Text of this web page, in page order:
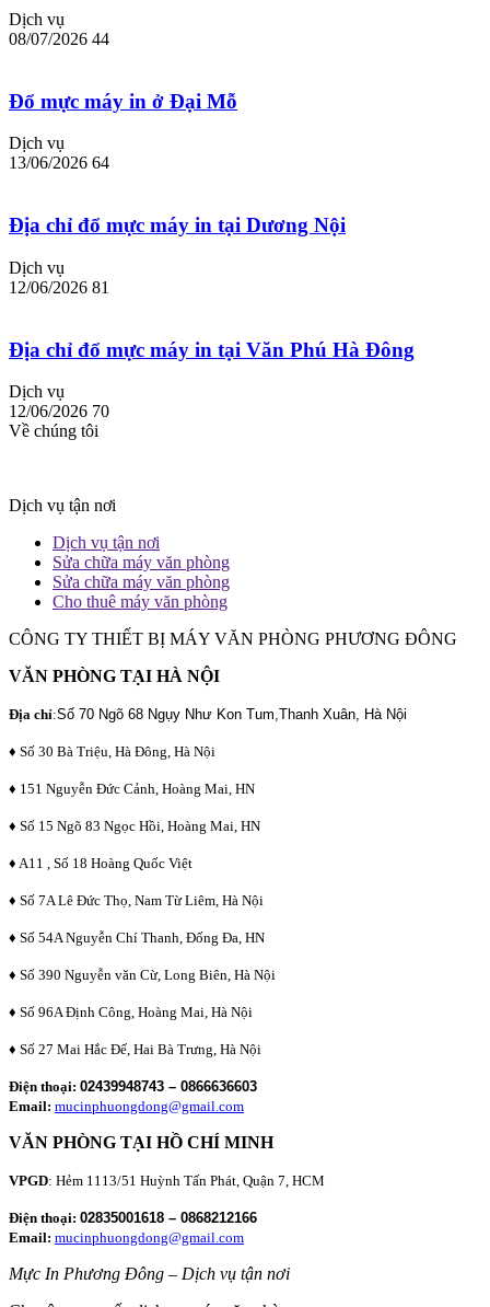
Dịch vụ
08/07/2026 44
Đổ mực máy in ở Đại Mỗ
Dịch vụ
13/06/2026 64
Địa chỉ đổ mực máy in tại Dương Nội
Dịch vụ
12/06/2026 81
Địa chỉ đổ mực máy in tại Văn Phú Hà Đông
Dịch vụ
12/06/2026 70
Về chúng tôi
Dịch vụ tận nơi
Dịch vụ tận nơi
Sửa chữa máy văn phòng
Sửa chữa máy văn phòng
Cho thuê máy văn phòng
CÔNG TY THIẾT BỊ MÁY VĂN PHÒNG PHƯƠNG ĐÔNG
VĂN PHÒNG TẠI HÀ NỘI
Địa chỉ:Số 70 Ngõ 68 Ngụy Như Kon Tum,Thanh Xuân, Hà Nội
♦ Số 30 Bà Triệu, Hà Đông, Hà Nội
♦ 151 Nguyễn Đức Cảnh, Hoàng Mai, HN
♦ Số 15 Ngõ 83 Ngọc Hồi, Hoàng Mai, HN
♦ A11 , Số 18 Hoàng Quốc Việt
♦ Số 7A Lê Đức Thọ, Nam Từ Liêm, Hà Nội
♦ Số 54A Nguyễn Chí Thanh, Đống Đa, HN
♦ Số 390 Nguyễn văn Cừ, Long Biên, Hà Nội
♦ Số 96A Định Công, Hoàng Mai, Hà Nội
♦ Số 27 Mai Hắc Đế, Hai Bà Trưng, Hà Nội
Điện thoại: 02439948743 – 0866636603
Email: mucinphuongdong@gmail.com
VĂN PHÒNG TẠI HỒ CHÍ MINH
VPGD: Hẻm 1113/51 Huỳnh Tấn Phát, Quận 7, HCM
Điện thoại: 02835001618 – 0868212166
Email: mucinphuongdong@gmail.com
Mực In Phương Đông – Dịch vụ tận nơi